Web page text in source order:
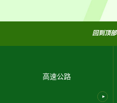
回到顶部
高速公路